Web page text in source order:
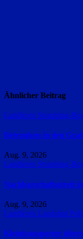
Ähnlicher Beitrag
Landkreis Straubing-
Betrunken in den
Aug. 9, 2026
Landkreis Straubing-
Nachbarschaftsstreit
Aug. 9, 2026
Landkreis Landshut
Kleintransporter